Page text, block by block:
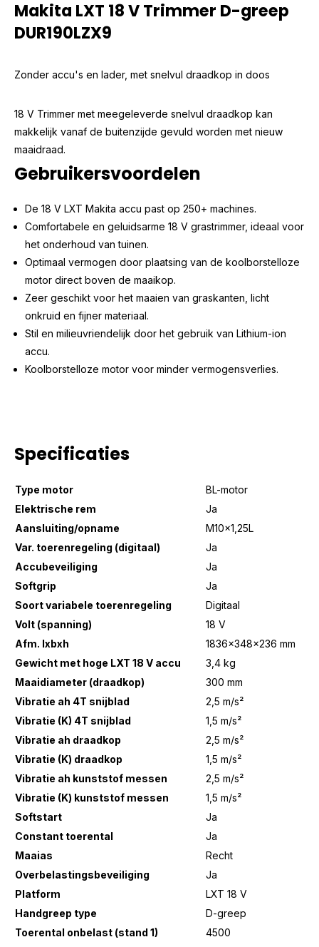
Makita LXT 18 V Trimmer D-greep
DUR190LZX9
Zonder accu's en lader, met snelvul draadkop in doos
18 V Trimmer met meegeleverde snelvul draadkop kan
makkelijk vanaf de buitenzijde gevuld worden met nieuw
maaidraad.
Gebruikersvoordelen
De 18 V LXT Makita accu past op 250+ machines.
Comfortabele en geluidsarme 18 V grastrimmer, ideaal voor
het onderhoud van tuinen.
Optimaal vermogen door plaatsing van de koolborstelloze
motor direct boven de maaikop.
Zeer geschikt voor het maaien van graskanten, licht
onkruid en fijner materiaal.
Stil en milieuvriendelijk door het gebruik van Lithium-ion
accu.
Koolborstelloze motor voor minder vermogensverlies.
Specificaties
Type motor
BL-motor
Elektrische rem
Ja
Aansluiting/opname
M10x1,25L
Var. toerenregeling (digitaal)
Ja
Accubeveiliging
Ja
Softgrip
Ja
Soort variabele toerenregeling
Digitaal
Volt (spanning)
18 V
Afm. lxbxh
1836x348x236 mm
Gewicht met hoge LXT 18 V accu
3,4 kg
Maaidiameter (draadkop)
300 mm
Vibratie ah 4T snijblad
2,5 m/s²
Vibratie (K) 4T snijblad
1,5 m/s²
Vibratie ah draadkop
2,5 m/s²
Vibratie (K) draadkop
1,5 m/s²
Vibratie ah kunststof messen
2,5 m/s²
Vibratie (K) kunststof messen
1,5 m/s²
Softstart
Ja
Constant toerental
Ja
Maaias
Recht
Overbelastingsbeveiliging
Ja
Platform
LXT 18 V
Handgreep type
D-greep
Toerental onbelast (stand 1)
4500